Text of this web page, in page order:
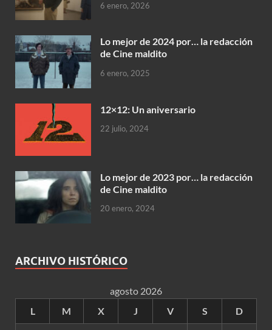
6 enero, 2026
Lo mejor de 2024 por… la redacción
de Cine maldito
6 enero, 2025
12×12: Un aniversario
22 julio, 2024
Lo mejor de 2023 por… la redacción
de Cine maldito
20 enero, 2024
ARCHIVO HISTÓRICO
agosto 2026
L
M X J V S D